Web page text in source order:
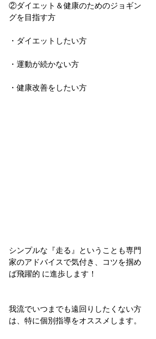
②ダイエット＆健康のためのジョギン
グを目指す方
・ダイエットしたい方
・運動が続かない方
・健康改善をしたい方
シンプルな『走る』ということも専門
家のアドバイスで気付き、コツを掴め
ば飛躍的 に進歩します！
我流でいつまでも遠回りしたくない方
は、特に個別指導をオススメします。